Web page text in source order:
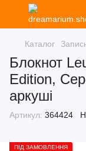
Каталог
Блокнот
Edition,
аркуші
Артикул: 364424
ПІД ЗАМОВЛЕННЯ